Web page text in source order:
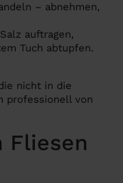
– abnehmen,
auftragen,
Tuch abtupfen.
nicht in die
professionell von
Fliesen